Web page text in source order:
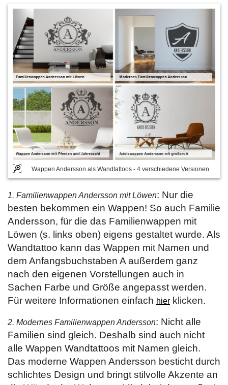
Wappen Andersson als Wandtattoos - 4 verschiedene Versionen
1. Familienwappen Andersson mit Löwen: Nur die
besten bekommen ein Wappen! So auch Familie
Andersson, für die das Familienwappen mit
Löwen (s. links oben) eigens gestaltet wurde. Als
Wandtattoo kann das Wappen mit Namen und
dem Anfangsbuchstaben A außerdem ganz
nach den eigenen Vorstellungen auch in
Sachen Farbe und Größe angepasst werden.
Für weitere Informationen einfach hier klicken.
2. Modernes Familienwappen Andersson: Nicht alle
Familien sind gleich. Deshalb sind auch nicht
alle Wappen Wandtattoos mit Namen gleich.
Das moderne Wappen Andersson besticht durch
schlichtes Design und bringt stilvolle Akzente an